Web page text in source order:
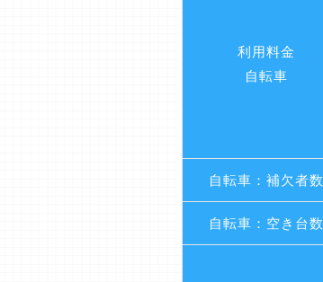
利用料金
自転車
自転車：補欠者数
自転車：空き台数